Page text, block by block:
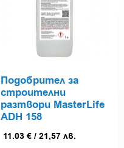
Подобрител за
строителни
разтвори MasterLife
ADH 158
11.03 € / 21,57 лв.